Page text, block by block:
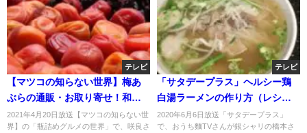
テレビ
【マツコの知らない世界】梅あ
ぶらの通販・お取り寄せ！和歌
山の石神邑！4月20日
2021年4月20日放送【マツコの知らない世
界】の「瓶詰めグルメの世界」で、咲良さ
テレビ
「サタデープラス」ヘルシー鶏
白湯ラーメンの作り方（レシ
ピ）！おうち麵TVが伝授！
2020年6月6日放送「サタデープラス」
で、おうち麵TVさんが銀シャリの橋本さ